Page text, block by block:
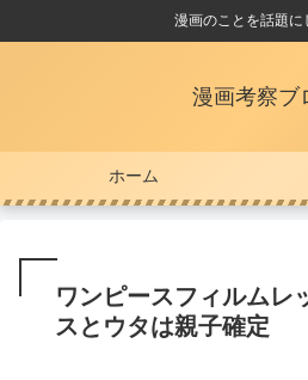
漫画のことを話題に
漫画考察ブ
ホーム
ワンピースフィルム
スとウタは親子確定